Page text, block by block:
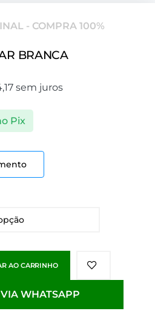
- COMPRA 100%
BRANCA
sem juros
Pix
AO CARRINHO
WHATSAPP